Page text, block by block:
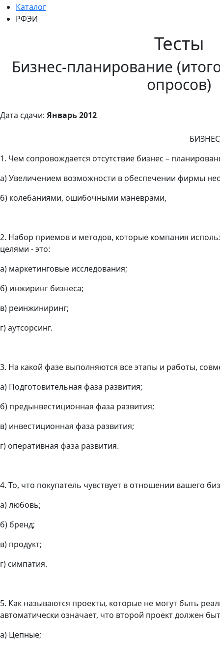
Каталог
РФЭИ
Тесты
Бизнес-планирование
опросов)
Дата сдачи: Январь 2012
1. Чем сопровождается отсутствие бизнес –
а) Увеличением возможности в обеспечении фирмы
б) колебаниями, ошибочными маневрами,
2. Набор приемов и методов, которые компания
целями - это:
а) маркетинговые исследования;
б) инжиринг бизнеса;
в) реинжиниринг;
г) аутсорсинг.
3. На какой фазе выполняются все этапы и работы,
а) Подготовительная фаза развития;
б) предынвестиционная фаза развития;
в) инвестиционная фаза развития;
г) оперативная фаза развития.
4. То, что покупатель чувствует в отношении вашего
а) любовь;
б) бренд;
в) продукт;
г) симпатия.
5. Как называются проекты, которые не могут быть
автоматически означает, что второй проект должен
а) Цепные;